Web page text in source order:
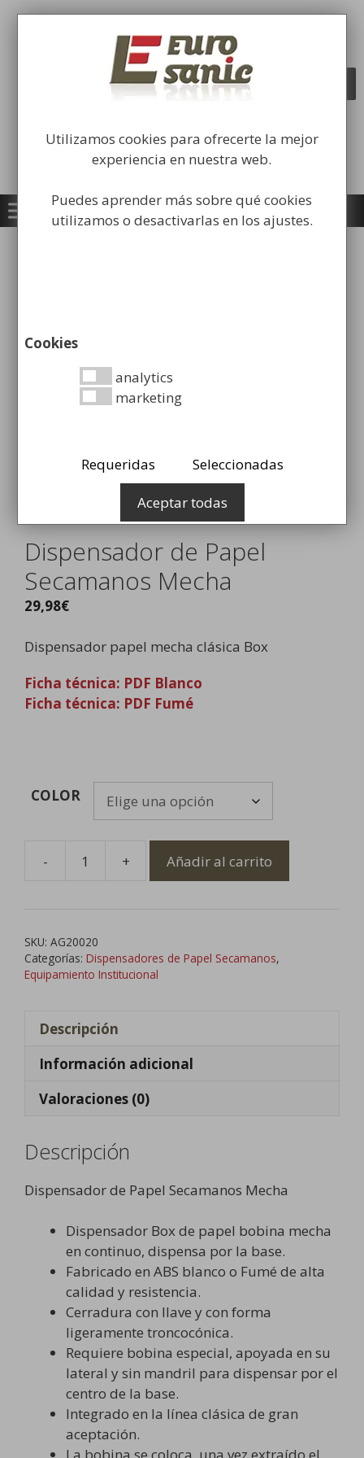
Saltar
Fabricación y comercialización de
equipamiento para la higiene industrial
Búsqueda
de
Mecha
Dispensador de Papel
Secamanos Mecha
29,98€
Dispensador papel mecha clásica Box
Ficha técnica: PDF Blanco
Ficha técnica: PDF Fumé
COLOR
-
Dispensador
Mecha
cantidad
+ Añadir al carrito
SKU: AG20020
Categorías: Dispensadores de Papel Secamanos,
Equipamiento Institucional
Descripción
Información adicional
Valoraciones (0)
Descripción
Dispensador de Papel Secamanos Mecha
Dispensador Box de papel bobina mecha
en continuo, dispensa por la base.
Fabricado en ABS blanco o Fumé de alta
calidad y resistencia.
Cerradura con llave y con forma
ligeramente troncocónica.
Requiere bobina especial, apoyada en su
lateral y sin mandril para dispensar por el
centro de la base.
Integrado en la línea clásica de gran
aceptación.
Utilizamos cookies para ofrecerte la mejor
experiencia en nuestra web.
Puedes aprender más sobre qué cookies
utilizamos o desactivarlas en los ajustes.
Cookies
analytics
marketing
Requeridas Seleccionadas
Aceptar todas